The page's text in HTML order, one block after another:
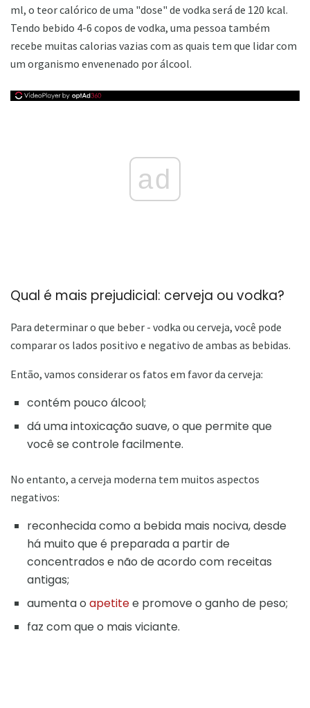
ml, o teor calórico de uma "dose" de vodka será de 120 kcal.
Tendo bebido 4-6 copos de vodka, uma pessoa também
recebe muitas calorias vazias com as quais tem que lidar com
um organismo envenenado por álcool.
ad
Qual é mais prejudicial: cerveja ou vodka?
Para determinar o que beber - vodka ou cerveja, você pode
comparar os lados positivo e negativo de ambas as bebidas.
Então, vamos considerar os fatos em favor da cerveja:
contém pouco álcool;
dá uma intoxicação suave, o que permite que
você se controle facilmente.
No entanto, a cerveja moderna tem muitos aspectos
negativos:
reconhecida como a bebida mais nociva, desde
há muito que é preparada a partir de
concentrados e não de acordo com receitas
antigas;
aumenta o apetitee promove o ganho de peso;
faz com que o mais viciante.